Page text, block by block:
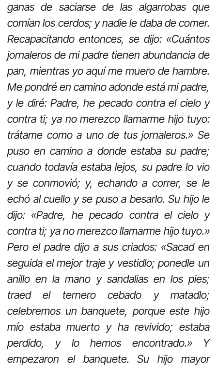
ganas de saciarse de las algarrobas que
comían los cerdos; y nadie le daba de comer.
Recapacitando entonces, se dijo: «Cuántos
jornaleros de mi padre tienen abundancia de
pan, mientras yo aquí me muero de hambre.
Me pondré en camino adonde está mi padre,
y le diré: Padre, he pecado contra el cielo y
contra ti; ya no merezco llamarme hijo tuyo:
trátame como a uno de tus jornaleros.» Se
puso en camino a donde estaba su padre;
cuando todavía estaba lejos, su padre lo vio
y se conmovió; y, echando a correr, se le
echó al cuello y se puso a besarlo. Su hijo le
dijo: «Padre, he pecado contra el cielo y
contra ti; ya no merezco llamarme hijo tuyo.»
Pero el padre dijo a sus criados: «Sacad en
seguida el mejor traje y vestidlo; ponedle un
anillo en la mano y sandalias en los pies;
traed el ternero cebado y matadlo;
celebremos un banquete, porque este hijo
mío estaba muerto y ha revivido; estaba
perdido, y lo hemos encontrado.» Y
empezaron el banquete. Su hijo mayor